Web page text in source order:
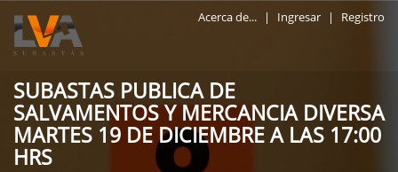
Acerca de... | Ingresar | Registro
SUBASTAS PUBLICA DE
SALVAMENTOS Y MERCANCIA DIVERSA
MARTES 19 DE DICIEMBRE A LAS 17:00
HRS